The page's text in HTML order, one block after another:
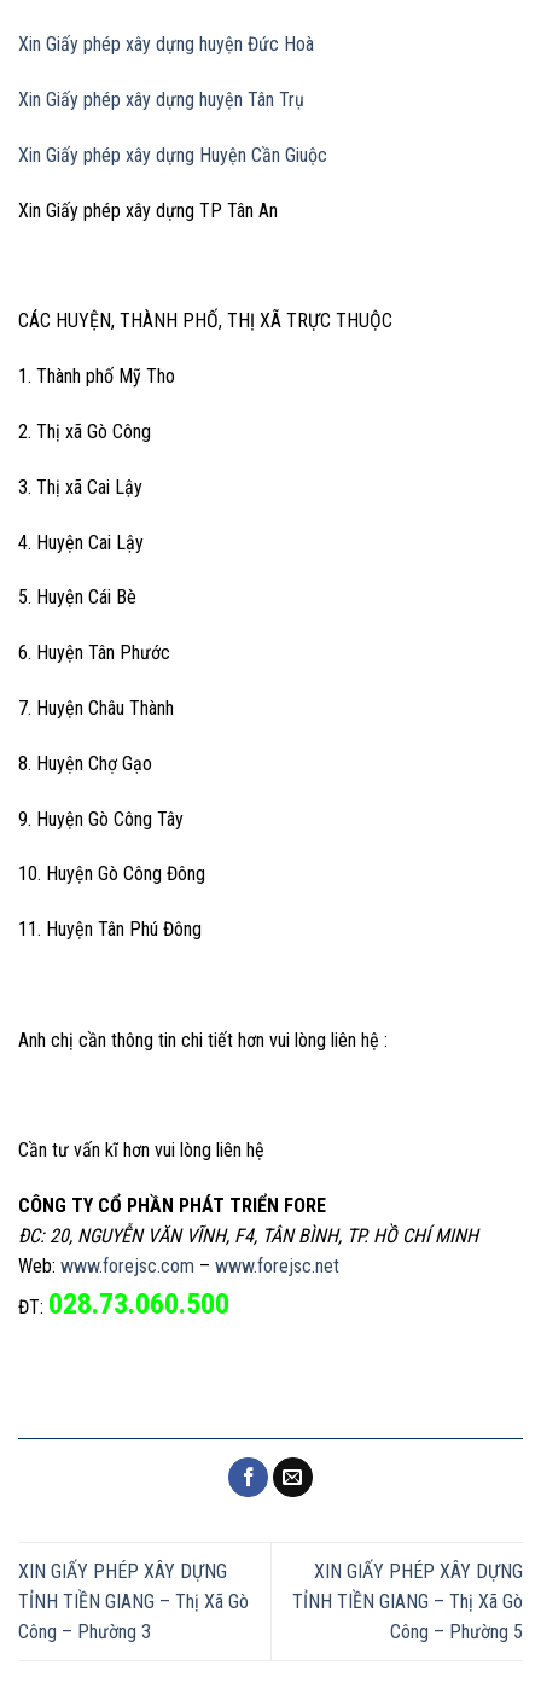
Xin Giấy phép xây dựng huyện Đức Hoà
Xin Giấy phép xây dựng huyện Tân Trụ
Xin Giấy phép xây dựng Huyện Cần Giuộc
Xin Giấy phép xây dựng TP Tân An
CÁC HUYỆN, THÀNH PHỐ, THỊ XÃ TRỰC THUỘC
1. Thành phố Mỹ Tho
2. Thị xã Gò Công
3. Thị xã Cai Lậy
4. Huyện Cai Lậy
5. Huyện Cái Bè
6. Huyện Tân Phước
7. Huyện Châu Thành
8. Huyện Chợ Gạo
9. Huyện Gò Công Tây
10. Huyện Gò Công Đông
11. Huyện Tân Phú Đông
Anh chị cần thông tin chi tiết hơn vui lòng liên hệ :
Cần tư vấn kĩ hơn vui lòng liên hệ
CÔNG TY CỔ PHẦN PHÁT TRIỂN FORE
ĐC: 20, NGUYỄN VĂN VĨNH, F4, TÂN BÌNH, TP. HỒ CHÍ MINH
Web: www.forejsc.com – www.forejsc.net
ĐT: 028.73.060.500
XIN GIẤY PHÉP XÂY DỰNG
TỈNH TIỀN GIANG – Thị Xã Gò
Công – Phường 3
XIN GIẤY PHÉP XÂY DỰNG
TỈNH TIỀN GIANG – Thị Xã Gò
Công – Phường 5